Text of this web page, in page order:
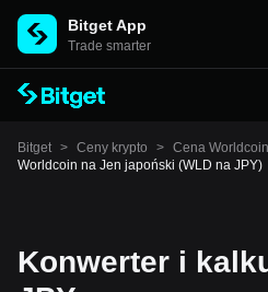
Bitget App
Trade smarter
Bitget > Ceny krypto > Cena Worldcoin
Worldcoin na Jen japoński (WLD na JPY)
Konwerter i